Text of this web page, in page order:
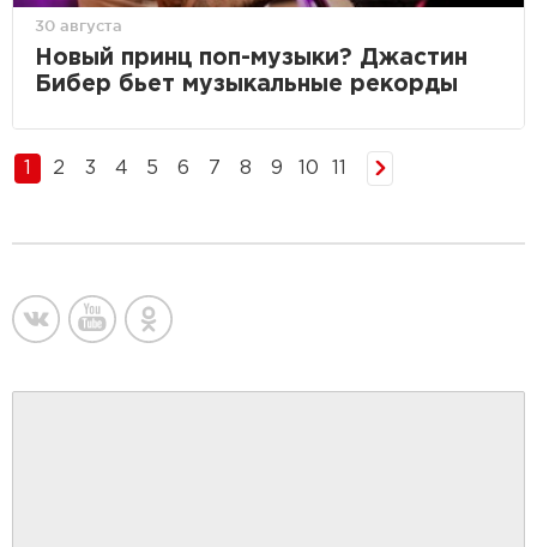
30 августа
Новый принц поп-музыки? Джастин
Бибер бьет музыкальные рекорды
2 3 4 5 6 7 8 9 10